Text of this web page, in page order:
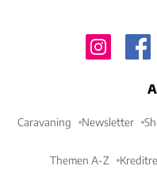
Caravaning Newsletter
Themen A-Z